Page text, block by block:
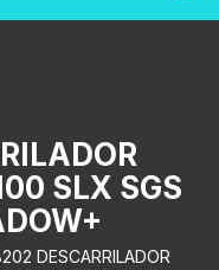
SLX SGS
DESCARRILADOR